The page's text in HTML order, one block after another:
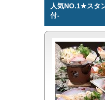
人気NO.1★スタ
付-